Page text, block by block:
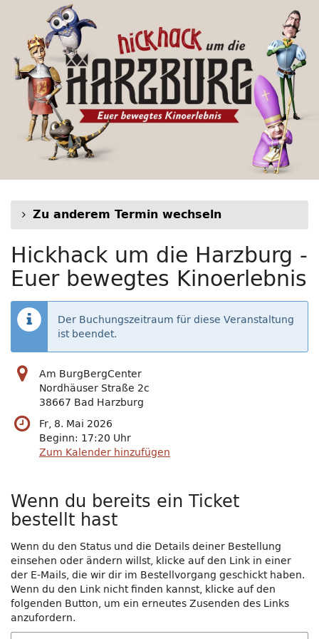
Inhalt
springen
Hickhack
um
die
Harzburg
Euer
bewegtes
Kinoerlebnis
Zu anderem Termin wechseln
Hickhack um die Harzburg -
Euer bewegtes Kinoerlebnis
Der Buchungszeitraum für diese Veranstaltung
ist beendet.
Am BurgBergCenter
Nordhäuser Straße 2c
38667 Bad Harzburg
Fr, 8. Mai 2026
Beginn: 17:20 Uhr
Zum Kalender hinzufügen
Wenn du bereits ein Ticket
bestellt hast
Wenn du den Status und die Details deiner Bestellung
einsehen oder ändern willst, klicke auf den Link in einer
der E-Mails, die wir dir im Bestellvorgang geschickt haben.
Wenn du den Link nicht finden kannst, klicke auf den
folgenden Button, um ein erneutes Zusenden des Links
anzufordern.